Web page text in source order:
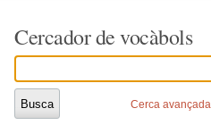
Cercador de vocàbols
Cerca avançada